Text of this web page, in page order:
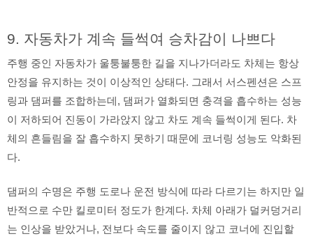
9. 자동차가 계속 들썩여 승차감이 나쁘다
주행 중인 자동차가 울퉁불퉁한 길을 지나가더라도 차체는 항상
안정을 유지하는 것이 이상적인 상태다. 그래서 서스펜션은 스프
링과 댐퍼를 조합하는데, 댐퍼가 열화되면 충격을 흡수하는 성능
이 저하되어 진동이 가라앉지 않고 차도 계속 들썩이게 된다. 차
체의 흔들림을 잘 흡수하지 못하기 때문에 코너링 성능도 악화된
다.
댐퍼의 수명은 주행 도로나 운전 방식에 따라 다르기는 하지만 일
반적으로 수만 킬로미터 정도가 한계다. 차체 아래가 덜커덩거리
는 인상을 받았거나, 전보다 속도를 줄이지 않고 코너에 진입할